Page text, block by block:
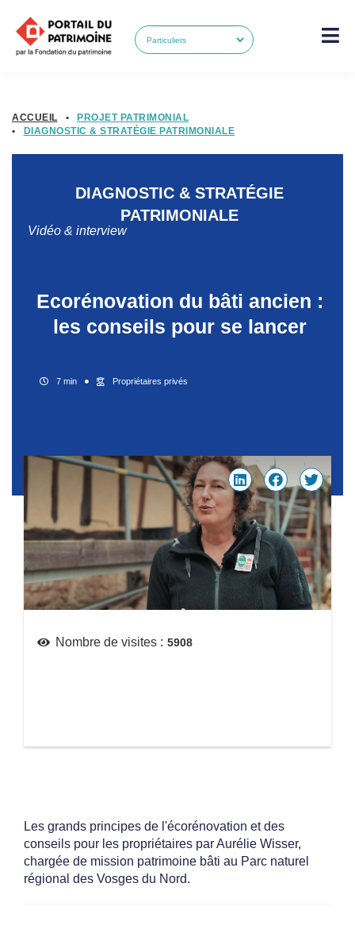
ACCUEIL •
PROJET PATRIMONIAL
•
DIAGNOSTIC & STRATÉGIE PATRIMONIALE
DIAGNOSTIC & STRATÉGIE
PATRIMONIALE
Vidéo & interview
Ecorénovation du bâti ancien :
les conseils pour se lancer
7 min Propriétaires privés
Nombre de visites : 5908
Les grands principes de l'écorénovation et des
conseils pour les propriétaires par Aurélie Wisser,
chargée de mission patrimoine bâti au Parc naturel
régional des Vosges du Nord.